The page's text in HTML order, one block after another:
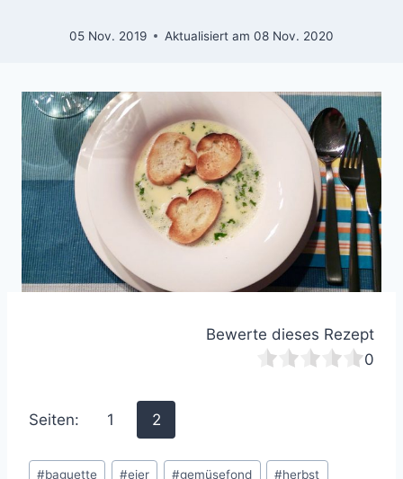
05 Nov. 2019 Aktualisiert am 08 Nov. 2020
Bewerte dieses Rezept
0
Seiten: 1 2
Schlagworte:
#baguette #eier #gemüsefond #herbst